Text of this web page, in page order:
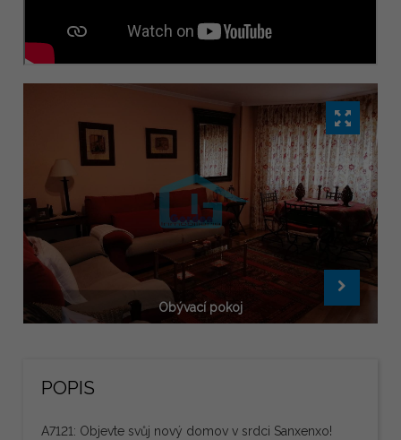
Obývací pokoj
POPIS
A7121: Objevte svůj nový domov v srdci Sanxenxo!